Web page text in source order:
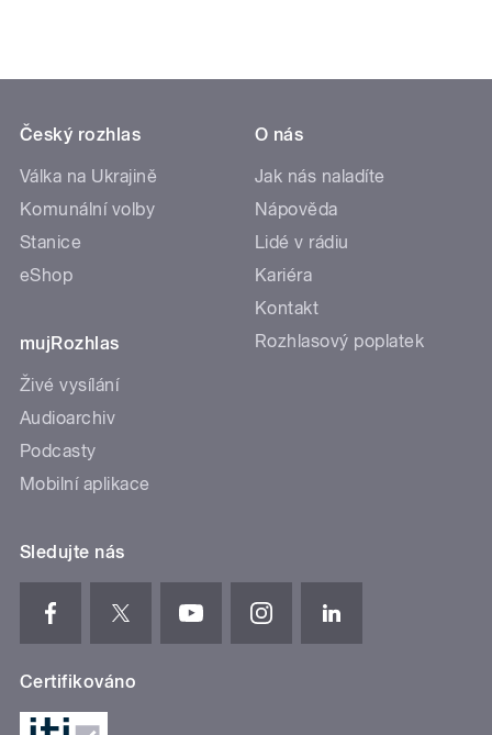
Český rozhlas
Válka na Ukrajině
Komunální volby
Stanice
eShop
mujRozhlas
Živé vysílání
Audioarchiv
Podcasty
Mobilní aplikace
O nás
Jak nás naladíte
Nápověda
Lidé v rádiu
Kariéra
Kontakt
Rozhlasový poplatek
Sledujte nás
Certifikováno